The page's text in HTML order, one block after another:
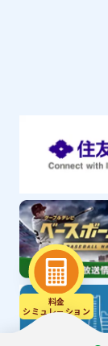
料金
シミュレ－ション